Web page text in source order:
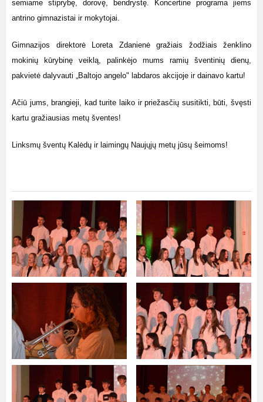
semiame stiprybę, dorovę, bendrystę. Koncertine programa jiems
antrino gimnazistai ir mokytojai.
Gimnazijos direktorė Loreta Zdanienė gražiais žodžiais ženklino
mokinių kūrybinę veiklą, palinkėjo mums ramių šventinių dienų,
pakvietė dalyvauti „Baltojo angelo" labdaros akcijoje ir dainavo kartu!
Ačiū jums, brangieji, kad turite laiko ir priežasčių susitikti, būti, švęsti
kartu gražiausias metų šventes!
Linksmų šventų Kalėdų ir laimingų Naujųjų metų jūsų šeimoms!